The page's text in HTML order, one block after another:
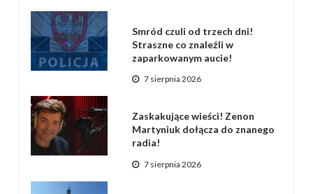
Smród czuli od trzech dni!
Straszne co znaleźli w
zaparkowanym aucie!
7 sierpnia 2026
Zaskakujące wieści! Zenon
Martyniuk dołącza do znanego
radia!
7 sierpnia 2026